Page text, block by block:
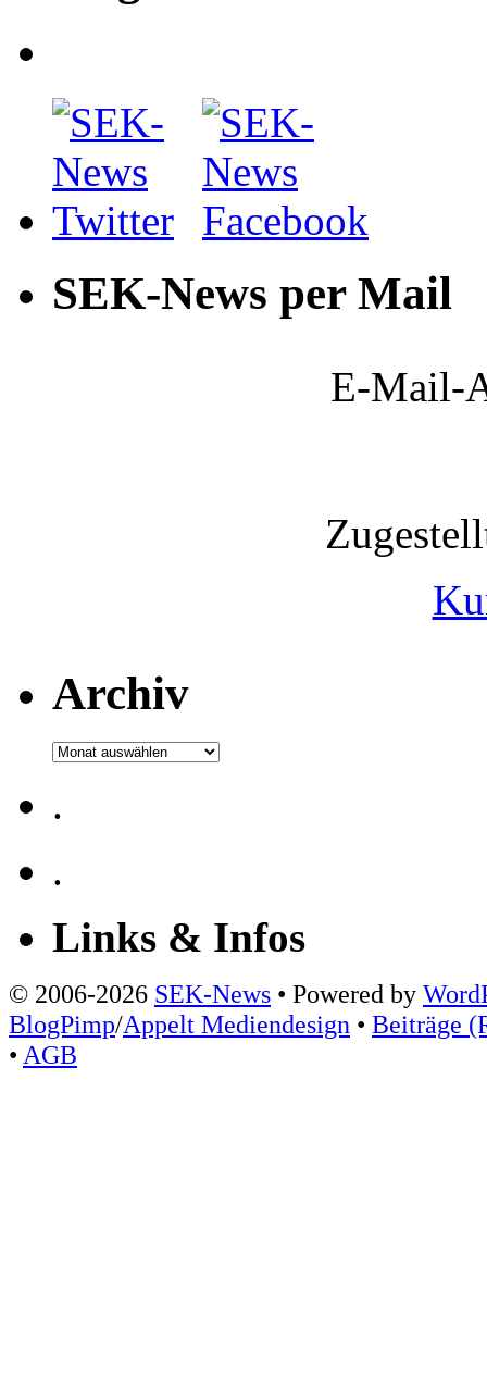
SEK-News per Mail
E-Mail-
Archiv
Archiv
.
.
Links & Infos
© 2006-2026 SEK-News • Powered by
BlogPimp/Appelt Mediendesign • Beiträge
• AGB